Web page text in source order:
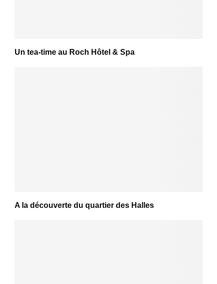
Un tea-time au Roch Hôtel & Spa
A la découverte du quartier des Halles